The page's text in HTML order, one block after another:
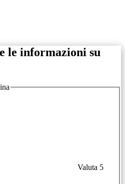
le informazioni su
Valuta 5